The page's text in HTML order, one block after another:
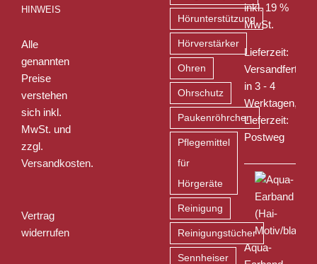
HINWEIS
Alle
genannten
Preise
verstehen
sich inkl.
MwSt. und
zzgl.
Versandkosten.
Vertrag
widerrufen
Hörunterstützung
Hörverstärker
Ohren
Ohrschutz
Paukenröhrchen
Pflegemittel
für
Hörgeräte
Reinigung
Reinigungstücher
Sennheiser
inkl. 19 %
MwSt.
Lieferzeit:
Versandfertig
in 3 - 4
Werktagen,
Lieferzeit:
Postweg
Aqua-